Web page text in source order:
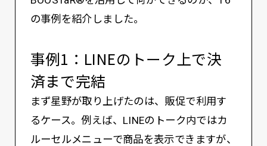
の事例を紹介しました。
事例1：LINEのトーク上で決
済まで完結
まず星野が取り上げたのは、販促で利用す
るケース。例えば、LINEのトーク内ではカ
ルーセルメニューで商品を表示できますが、